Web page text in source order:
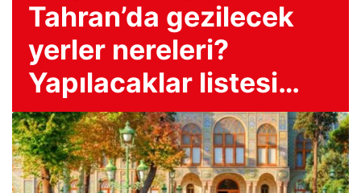
Tahran’da gezilecek
yerler nereleri?
Yapılacaklar listesi…